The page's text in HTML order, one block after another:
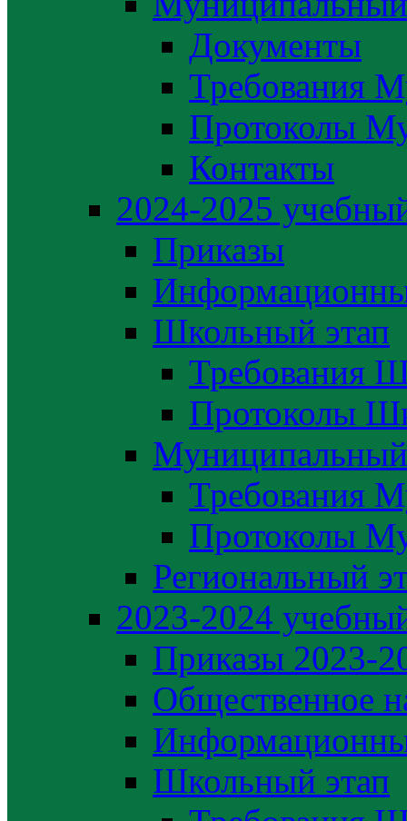
Документы
Требования
Протоколы
Контакты
2024-2025
Приказы
Школьный этап
Требования
Протоколы
Муниципальный
Требования
Протоколы
Региональный
2023-2024
Приказы 2023-
Общественное
Школьный этап